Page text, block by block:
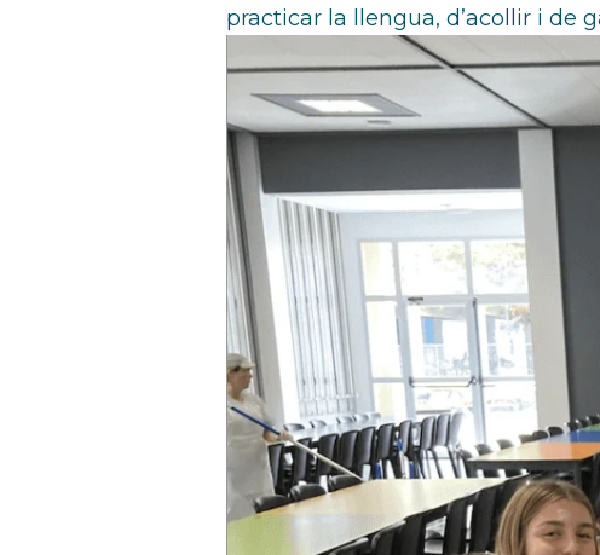
practicar la llengua, d’acollir i de